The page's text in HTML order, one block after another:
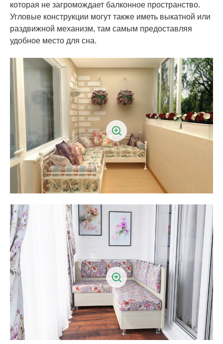
которая не загромождает балконное пространство.
Угловые конструкции могут также иметь выкатной или
раздвижной механизм, там самым предоставляя
удобное место для сна.